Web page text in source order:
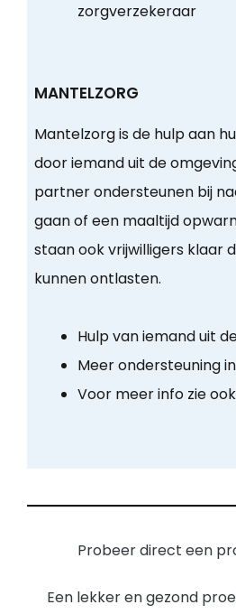
zorgverzekeraar
MANTELZORG
Mantelzorg is de hulp aan
door iemand uit de
partner ondersteunen bij
gaan of een maaltijd
staan ook vrijwilligers klaar
kunnen ontlasten.
Hulp van iemand uit
Meer ondersteuning
Voor meer info zie
Probeer direct een
Een lekker en gezond